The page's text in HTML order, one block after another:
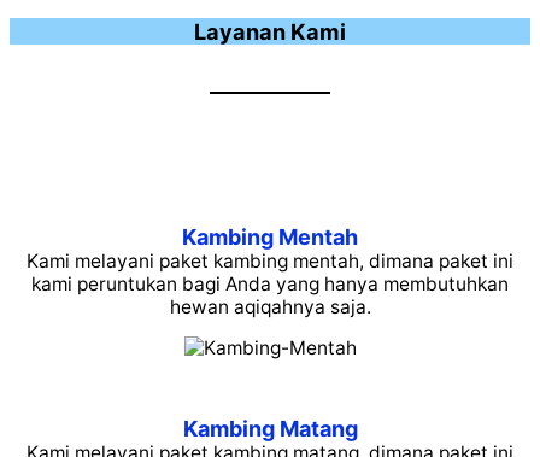
Layanan Kami
Kambing Mentah
Kami melayani paket kambing mentah, dimana paket ini
kami peruntukan bagi Anda yang hanya membutuhkan
hewan aqiqahnya saja.
Kambing Matang